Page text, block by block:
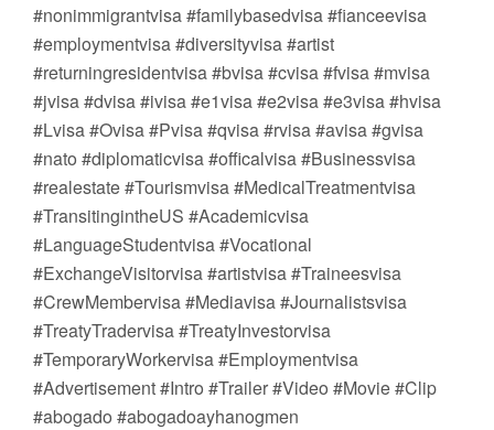
#nonimmigrantvisa #familybasedvisa #fianceevisa
#employmentvisa #diversityvisa #artist
#returningresidentvisa #bvisa #cvisa #fvisa #mvisa
#jvisa #dvisa #ivisa #e1visa #e2visa #e3visa #hvisa
#Lvisa #Ovisa #Pvisa #qvisa #rvisa #avisa #gvisa
#nato #diplomaticvisa #officalvisa #Businessvisa
#realestate #Tourismvisa #MedicalTreatmentvisa
#TransitingintheUS #Academicvisa
#LanguageStudentvisa #Vocational
#ExchangeVisitorvisa #artistvisa #Traineesvisa
#CrewMembervisa #Mediavisa #Journalistsvisa
#TreatyTradervisa #TreatyInvestorvisa
#TemporaryWorkervisa #Employmentvisa
#Advertisement #Intro #Trailer #Video #Movie #Clip
#abogado #abogadoayhanogmen